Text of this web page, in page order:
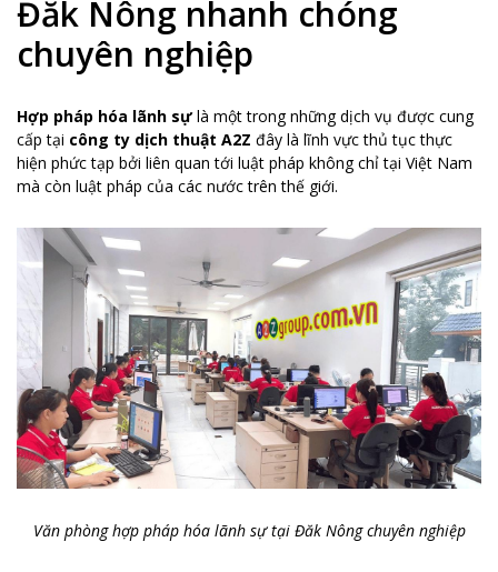
Đăk Nông nhanh chóng
chuyên nghiệp
Hợp pháp hóa lãnh sựlà một trong những dịch vụ được cung
cấp tại công ty dịch thuật A2Z đây là lĩnh vực thủ tục thực
hiện phức tạp bởi liên quan tới luật pháp không chỉ tại Việt Nam
mà còn luật pháp của các nước trên thế giới.
Văn phòng hợp pháp hóa lãnh sự tại Đăk Nông chuyên nghiệp